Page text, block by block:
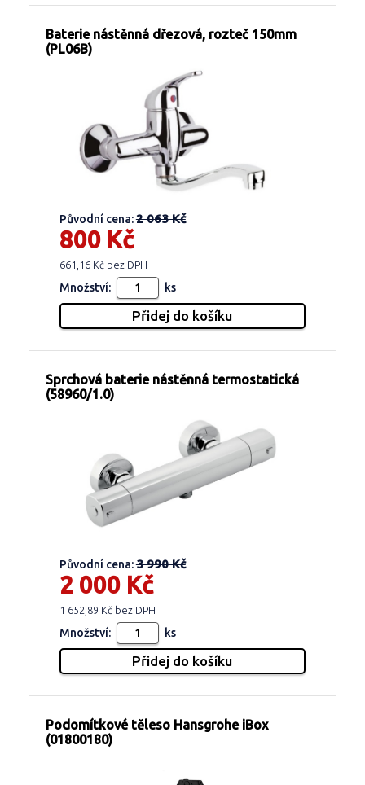
Baterie nástěnná dřezová, rozteč 150mm
(PL06B)
Původní cena:2 063 Kč
800 Kč
661,16 Kč bez DPH
Množství: ks
Sprchová baterie nástěnná termostatická
(58960/1.0)
Původní cena:3 990 Kč
2 000 Kč
1 652,89 Kč bez DPH
Množství: ks
Podomítkové těleso Hansgrohe iBox
(01800180)